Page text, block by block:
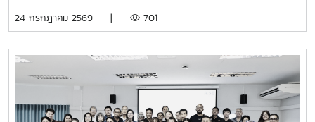
และภาคปฏิบัติ ตั้งแต่ชีววิทยาและวงจรชีวิตของปูม้า การเพาะ
และการฟื้นฟูทรัพยากรปูม้าในพื้นที่ชายฝั่งนักศึกษาจะได้ลงพื้นที่
ปฏิบัติงานจริง ร่วมศึกษาวิจัยและทำกิจกรรมบริการวิชาการกับ
ชุมชน ภาคีเครือข่าย และหน่วยงานที่เกี่ยวข้อง เพื่อแลกเปลี่ยน
องค์ความรู้และร่วมกันพัฒนาแนวทางการอนุรักษ์ทรัพยากรทาง
24 กรกฎาคม 2569 | 701